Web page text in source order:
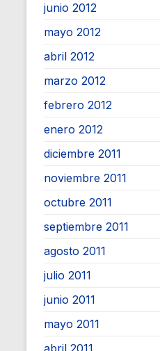
junio 2012
mayo 2012
abril 2012
marzo 2012
febrero 2012
enero 2012
diciembre 2011
noviembre 2011
octubre 2011
septiembre 2011
agosto 2011
julio 2011
junio 2011
mayo 2011
abril 2011